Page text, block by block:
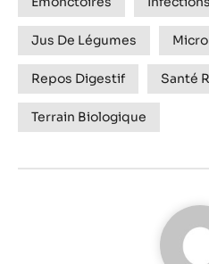
Jus De Légumes
Repos Digestif Santé
Terrain Biologique